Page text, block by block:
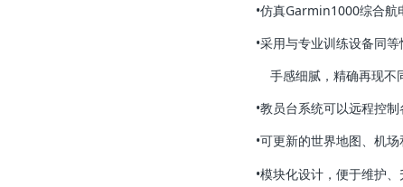
•仿真Garmin1000综合航
•采用与专业训练设备同
手感细腻，精确再现不
•教员台系统可以远程控
•可更新的世界地图、机
•模块化设计，便于维护